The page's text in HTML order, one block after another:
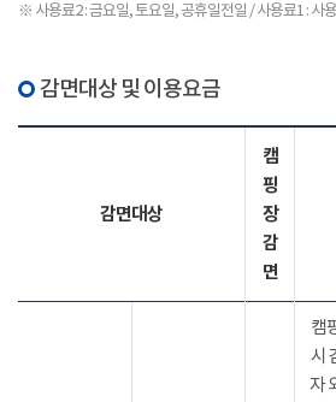
※ 사용료2 : 금요일, 토요일, 공휴일전일 / 사용료1 : 사
감면대상 및 이용요금
감면대상
캠
핑
장
감
면
캠
시
자